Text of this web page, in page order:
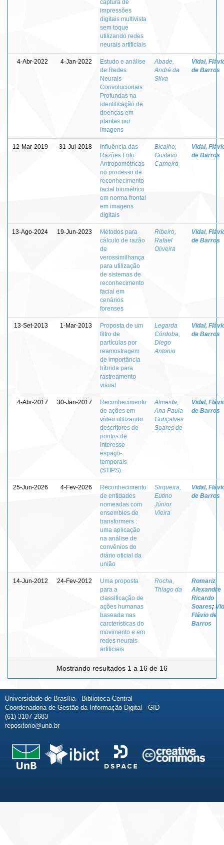
captura de
impressões
digitais multivista
sem toque
utilizando redes
neurais artificiais
4-Abr-2022 4-Jan-2022
Estudo e análise
de Redes
Neurais
Convolucionais
Profundas na
identificação de
doenças em
plantas por
imagens
Abade,
André da
Silva
Vidal,
de Barros
12-Mar-2019 31-Jul-2018
Influência das
Razões Foto
Antropométricas
no processo de
reconhecimento
facial biométrico
em norma frontal
em imagens
digitais
Bicalho,
Gustavo
Carneiro
Vidal,
de Barros
13-Ago-2024 19-Jun-2023
Métodos para
cálculo de razão
de
verossimilhança
para utilização
de sistemas de
reconhecimento
facial em
cenários
forenses
Ribeiro,
Rafael
Oliveira
Vidal,
de Barros
13-Set-2013 1-Mar-2013
Proposta de um
filtro de
partículas por
reamostragem
de importância
híbrida para
rastreamento
visual
Legarda
Córdoba,
Diego
Antonio
Vidal,
de Barros
4-Abr-2017 30-Jan-2017
Reconhecimento
de ações em
vídeo utilizando
descritores de
pontos de
interesse
espaço-
temporais
(STIPS)
Almeida,
Ana Paula
Gonçalves
Soares de
Vidal,
de Barros
25-Jun-2026 4-Fev-2026
Reconhecimento
de entidades
nomeadas com
ensembles de
transformers :
uma aplicação
na análise de
convênios do
diário oficial da
união
Sirqueira,
Eutino
Júnior
Vieira
Vidal,
de Barros
14-Jun-2012 24-Fev-2012
Uma proposta
para a
classificação de
ações humanas
baseada nas
carcterísticas do
movimento e em
redes neurais
artificiais
Rocha,
Thiago da
Romariz,
Alexandre
Ricardo
Soares;
Flávio de
Barros
Mostrando resultados 1 a 16 de 16
Universidade de Brasília - Biblioteca Central
Coordenadoria de Gestão da Informação Digital - GID
(61) 3107-2683
repositorio@unb.br